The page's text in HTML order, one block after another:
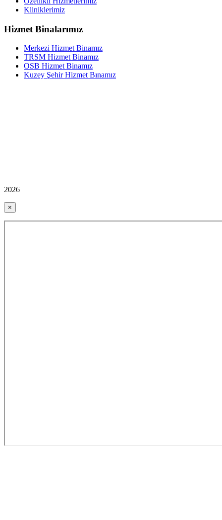
Kliniklerimiz
Hizmet Binalarımız
Merkezi Hizmet Binamız
TRSM Hizmet Binamız
OSB Hizmet Binamız
Kuzey Şehir Hizmet Bınamız
2026
×